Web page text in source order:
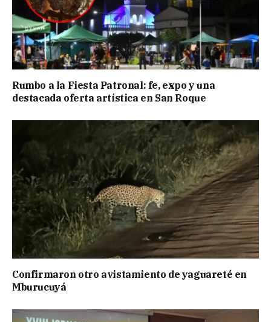
Rumbo a la Fiesta Patronal: fe, expo y una
destacada oferta artística en San Roque
Confirmaron otro avistamiento de yaguareté en
Mburucuyá